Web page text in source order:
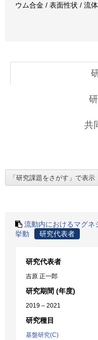
ウム合金 / 表面性状 / 流体
共
流動内におけるマグネ
挙動
研究代表者
研究代表者
吉原 正一郎
研究期間 (年度)
2019 – 2021
研究種目
基盤研究(C)